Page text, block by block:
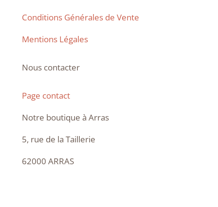
Conditions Générales de Vente
Mentions Légales
Nous contacter
Page contact
Notre boutique à Arras
5, rue de la Taillerie
62000 ARRAS